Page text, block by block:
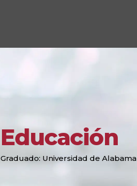
Educación
Graduado: Universidad de Alabama